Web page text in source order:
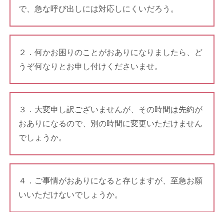
で、急な呼び出しには対応しにくいだろう。
２．何かお困りのことがおありになりましたら、ど
うぞ何なりとお申し付けくださいませ。
３．大変申し訳ございませんが、その時間は先約が
おありになるので、別の時間に変更いただけません
でしょうか。
４．ご事情がおありになると存じますが、至急お願
いいただけないでしょうか。